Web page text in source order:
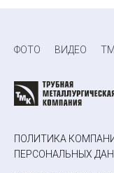
ФОТО ВИДЕО
ПОЛИТИКА
ПЕРСОНАЛЬНЫХ